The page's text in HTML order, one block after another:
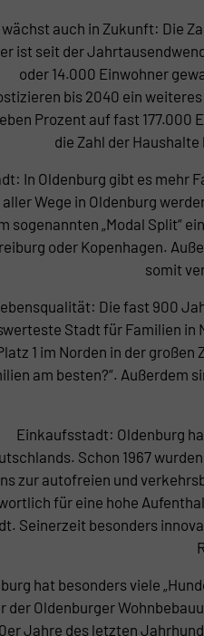
auch in Zukunft: Die
ist seit der
oder 14.000 Einwohner
bis 2040 ein
Prozent auf fast 177.000
die Zahl der
In Oldenburg gibt es mehr
Wege in Oldenburg
sogenannten „Modal Split“
oder Kopenhagen.
somit
Die fast 900
Stadt für Familien in
1 im Norden in der großen
am besten?“. Außerdem
Einkaufsstadt: Oldenburg
Schon 1967
zur autofreien und
für eine hohe
Seinerzeit besonders
hat besonders viele
der Oldenburger
Jahre des letzten